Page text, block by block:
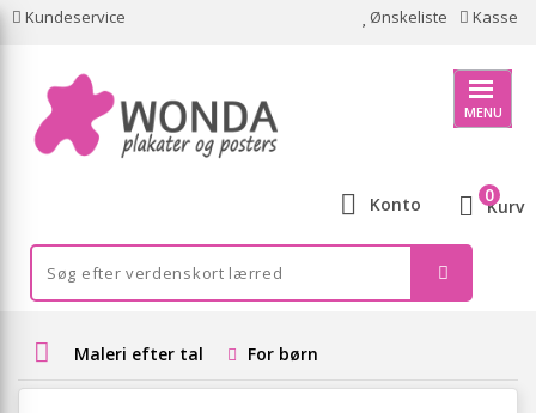
Kundeservice Ønskeliste Kasse
MENU
Konto Kurv
0
Maleri efter tal For børn